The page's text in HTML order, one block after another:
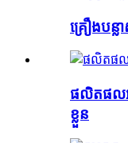
គ្រឿងបន្
ផលិតផល
ខ្លួន